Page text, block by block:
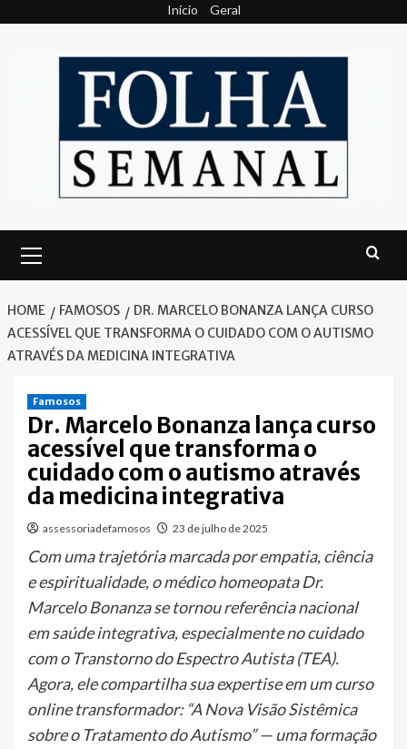
Início Geral
Menu
HOME FAMOSOS
DR. MARCELO BONANZA LANÇA CURSO
ACESSÍVEL QUE TRANSFORMA O CUIDADO COM O AUTISMO
ATRAVÉS DA MEDICINA INTEGRATIVA
Famosos
Dr. Marcelo Bonanza lança curso
acessível que transforma o
cuidado com o autismo através
da medicina integrativa
assessoriadefamosos 23 de julho de 2025
Com uma trajetória marcada por empatia, ciência
e espiritualidade, o médico homeopata Dr.
Marcelo Bonanza se tornou referência nacional
em saúde integrativa, especialmente no cuidado
com o Transtorno do Espectro Autista (TEA).
Agora, ele compartilha sua expertise em um curso
online transformador: “A Nova Visão Sistêmica
sobre o Tratamento do Autismo” — uma formação